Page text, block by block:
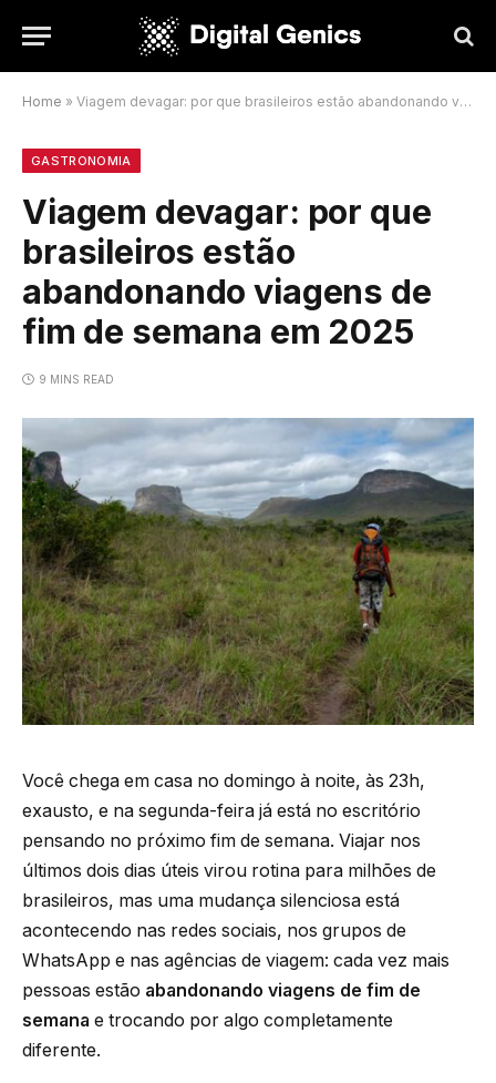
Home » Viagem devagar: por que brasileiros estão abandonando viagens de fim de semana em 2025
GASTRONOMIA
Viagem devagar: por que
brasileiros estão
abandonando viagens de
fim de semana em 2025
9 MINS READ
Você chega em casa no domingo à noite, às 23h,
exausto, e na segunda-feira já está no escritório
pensando no próximo fim de semana. Viajar nos
últimos dois dias úteis virou rotina para milhões de
brasileiros, mas uma mudança silenciosa está
acontecendo nas redes sociais, nos grupos de
WhatsApp e nas agências de viagem: cada vez mais
pessoas estão abandonando viagens de fim de
semana e trocando por algo completamente
diferente.